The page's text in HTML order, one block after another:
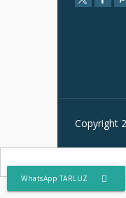
Copyright
WhatsApp TARLUZ